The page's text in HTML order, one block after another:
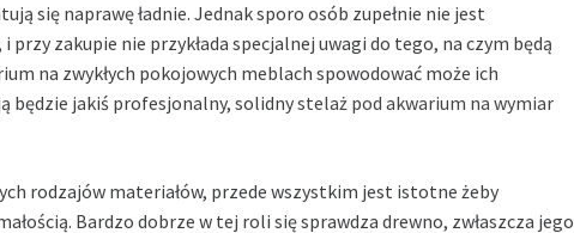
się naprawę ładnie. Jednak sporo osób zupełnie nie jest
przy zakupie nie przykłada specjalnej uwagi do tego, na czym będą
na zwykłych pokojowych meblach spowodować może ich
będzie jakiś profesjonalny, solidnystelaż pod akwarium na wymiar
rodzajów materiałów, przede wszystkim jest istotne żeby
Bardzo dobrze w tej roli się sprawdza drewno, zwłaszcza jego